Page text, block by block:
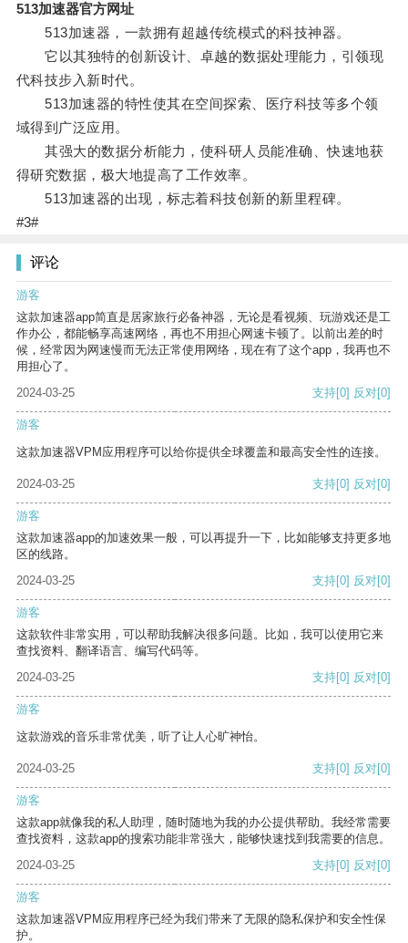
513加速器官方网址
513加速器，一款拥有超越传统模式的科技神器。
它以其独特的创新设计、卓越的数据处理能力，引领现
代科技步入新时代。
513加速器的特性使其在空间探索、医疗科技等多个领
域得到广泛应用。
其强大的数据分析能力，使科研人员能准确、快速地获
得研究数据，极大地提高了工作效率。
513加速器的出现，标志着科技创新的新里程碑。
#3#
评论
游客
这款加速器app简直是居家旅行必备神器，无论是看视频、玩游戏还是工
作办公，都能畅享高速网络，再也不用担心网速卡顿了。以前出差的时
候，经常因为网速慢而无法正常使用网络，现在有了这个app，我再也不
用担心了。
2024-03-25
支持[0] 反对[0]
游客
这款加速器VPM应用程序可以给你提供全球覆盖和最高安全性的连接。
2024-03-25 支持[0] 反对[0]
游客
这款加速器app的加速效果一般，可以再提升一下，比如能够支持更多地
区的线路。
2024-03-25
支持[0] 反对[0]
游客
这款软件非常实用，可以帮助我解决很多问题。比如，我可以使用它来
查找资料、翻译语言、编写代码等。
2024-03-25
支持[0] 反对[0]
游客
这款游戏的音乐非常优美，听了让人心旷神怡。
2024-03-25 支持[0] 反对[0]
游客
这款app就像我的私人助理，随时随地为我的办公提供帮助。我经常需要
查找资料，这款app的搜索功能非常强大，能够快速找到我需要的信息。
2024-03-25
支持[0] 反对[0]
游客
这款加速器VPM应用程序已经为我们带来了无限的隐私保护和安全性保
护。